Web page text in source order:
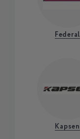
Federal
Kapsen